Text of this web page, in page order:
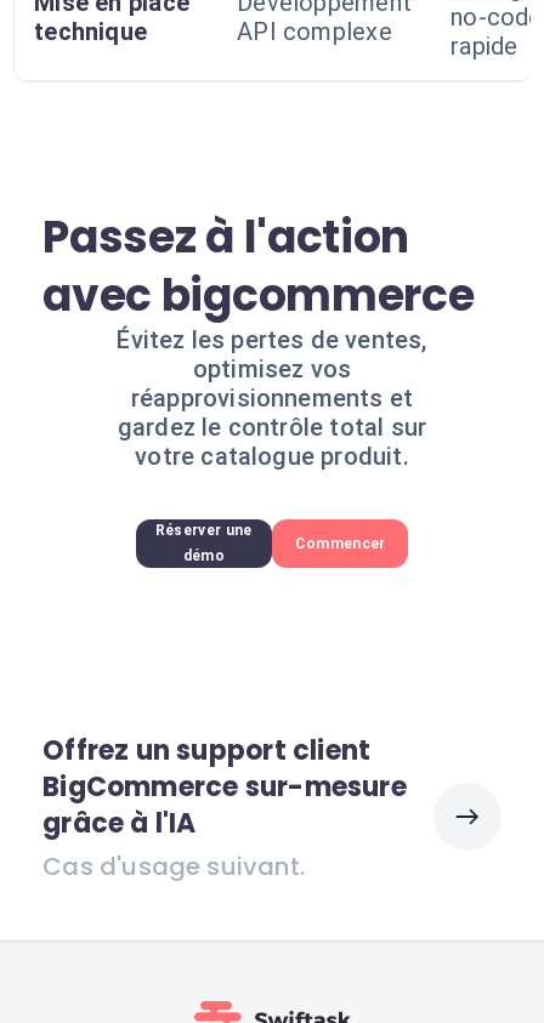
technique
API complexe
no-code
rapide
Passez à l'action
avec bigcommerce
Évitez les pertes de ventes,
optimisez vos
réapprovisionnements et
gardez le contrôle total sur
votre catalogue produit.
Réserver une
démo
Commencer
Offrez un support client
BigCommerce sur-mesure
grâce à l'IA
Cas d'usage suivant.